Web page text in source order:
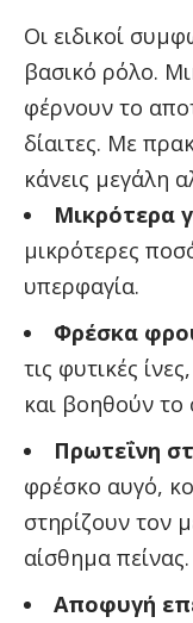
Οι ειδικοί
βασικό ρόλο.
φέρνουν το
δίαιτες. Με
κάνεις μεγάλη
Μικρότερα
μικρότερες
υπερφαγία.
Φρέσκα
τις φυτικές
και βοηθούν το
Πρωτεΐνη
φρέσκο αυγό,
στηρίζουν τον
αίσθημα πείνας.
Αποφυγή